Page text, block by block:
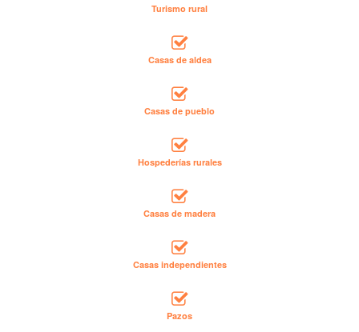
Turismo rural
Casas de aldea
Casas de pueblo
Hospederías rurales
Casas de madera
Casas independientes
Pazos